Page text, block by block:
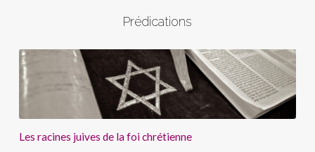
Prédications
Les racines juives de la foi chrétienne